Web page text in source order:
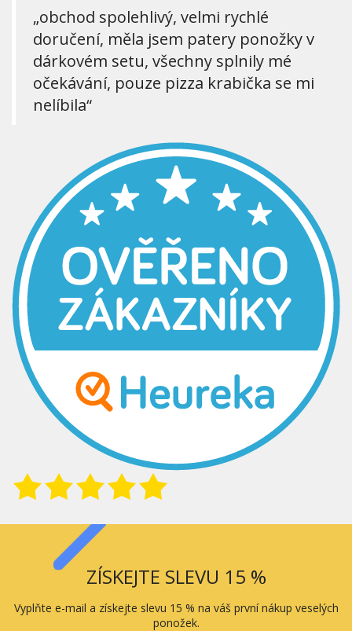
„obchod spolehlivý, velmi rychlé
doručení, měla jsem patery ponožky v
dárkovém setu, všechny splnily mé
očekávání, pouze pizza krabička se mi
nelíbila“
ZÍSKEJTE SLEVU 15 %
Vyplňte e-mail a získejte slevu 15 % na váš první nákup veselých
ponožek.